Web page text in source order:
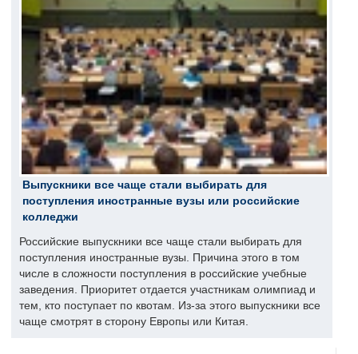
Выпускники все чаще стали выбирать для
поступления иностранные вузы или российские
колледжи
Российские выпускники все чаще стали выбирать для
поступления иностранные вузы. Причина этого в том
числе в сложности поступления в российские учебные
заведения. Приоритет отдается участникам олимпиад и
тем, кто поступает по квотам. Из-за этого выпускники все
чаще смотрят в сторону Европы или Китая.